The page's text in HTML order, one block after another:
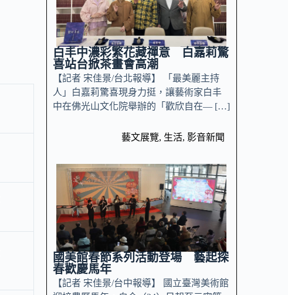
白丰中濃彩繁花藏禪意 白嘉莉驚
喜站台掀茶畫會高潮
【記者 宋佳景/台北報導】 「最美麗主持
人」白嘉莉驚喜現身力挺，讓藝術家白丰
中在佛光山文化院舉辦的「歡欣自在— […]
藝文展覽, 生活, 影音新聞
國美館春節系列活動登場 藝起探
春歡慶馬年
【記者 宋佳景/台中報導】 國立臺灣美術館